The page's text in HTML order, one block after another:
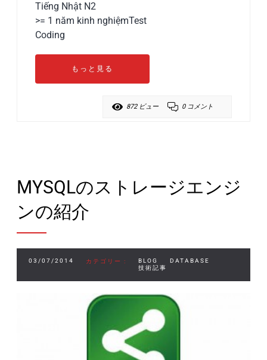
Tiếng Nhật N2
>= 1 năm kinh nghiệmTest
Coding
もっと見る
872 ビュー 0 コメント
MYSQLのストレージエンジ
ンの紹介
03/07/2014 カテゴリー : BLOG
DATABASE
技術記事